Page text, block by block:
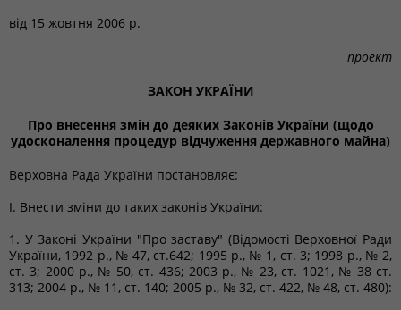
від 15 жовтня 2006 р.
проект
ЗАКОН УКРАЇНИ
Про внесення змін до деяких Законів України (щодо
удосконалення процедур відчуження державного майна)
Верховна Рада України постановляє:
I. Внести зміни до таких законів України:
1. У Законі України "Про заставу" (Відомості Верховної Ради
України, 1992 р., № 47, ст.642; 1995 р., № 1, ст. 3; 1998 р., № 2,
ст. 3; 2000 р., № 50, ст. 436; 2003 р., № 23, ст. 1021, № 38 ст.
313; 2004 р., № 11, ст. 140; 2005 р., № 32, ст. 422, № 48, ст. 480):